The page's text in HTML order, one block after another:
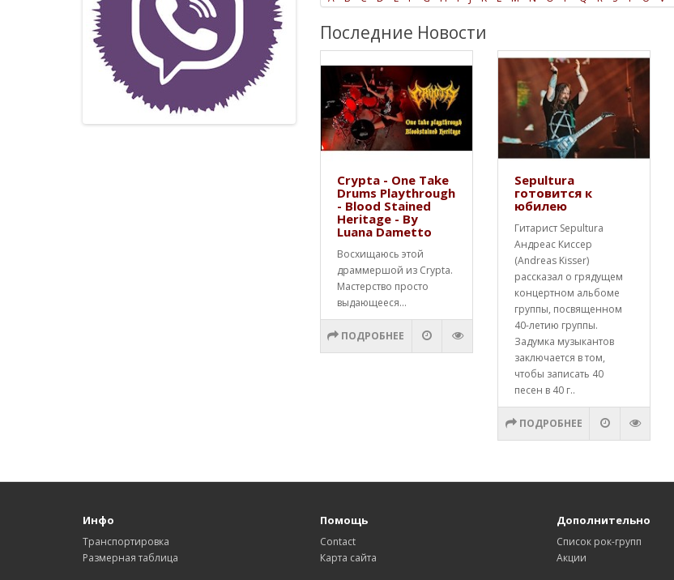
Последние Новости
Crypta - One Take
Drums Playthrough
- Blood Stained
Heritage - By
Luana Dametto
Восхищаюсь этой
драммершой из Crypta.
Мастерство просто
выдающееся...
ПОДРОБНЕЕ
Sepultura
готовится к
юбилею
Гитарист Sepultura
Андреас Киссер
(Andreas Kisser)
рассказал о грядущем
концертном альбоме
группы, посвященном
40-летию группы.
Задумка музыкантов
заключается в том,
чтобы записать 40
песен в 40 г..
ПОДРОБНЕЕ
Инфо
Транспортировка
Размерная таблица
Помощь
Contact
Карта сайта
Дополнительно
Список рок-групп
Акции